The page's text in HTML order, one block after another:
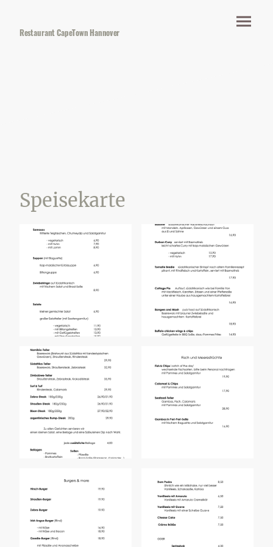
Restaurant CapeTown Hannover
Speisekarte